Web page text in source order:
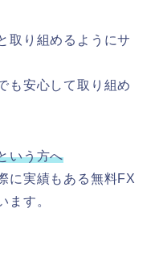
取り組めるようにサ
も安心して取り組め
いう方へ
に実績もある無料FX
ます。